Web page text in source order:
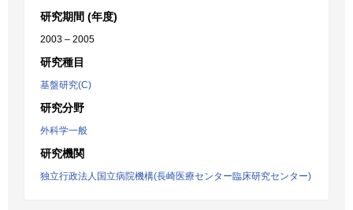
研究期間 (年度)
2003 – 2005
研究種目
基盤研究(C)
研究分野
外科学一般
研究機関
独立行政法人国立病院機構(長崎医療センター臨床研究センター)